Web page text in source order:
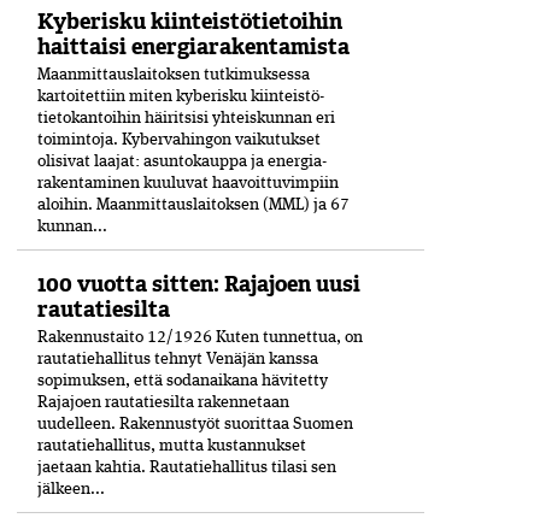
Kyberisku kiinteistötietoihin
haittaisi energiarakentamista
Maanmittauslaitoksen tutkimuksessa
kartoitettiin miten kyberisku kiinteistö­
tietokantoihin häiritsisi yhteiskunnan eri
toimintoja. Kyber­vahingon vaikutukset
olisivat laajat: asuntokauppa ja energia­
rakentaminen kuuluvat haavoittuvimpiin
aloihin. Maanmittauslaitoksen (MML) ja 67
kunnan...
100 vuotta sitten: Rajajoen uusi
rautatiesilta
Rakennustaito 12/1926 Kuten tunnettua, on
rautatiehallitus tehnyt Venäjän kanssa
sopimuksen, että sodanaikana hävitetty
Rajajoen rautatiesilta rakennetaan
uudelleen. Rakennustyöt suorittaa Suomen
rautatiehallitus, mutta kustannukset
jaetaan kahtia. Rautatiehallitus tilasi sen
jälkeen...